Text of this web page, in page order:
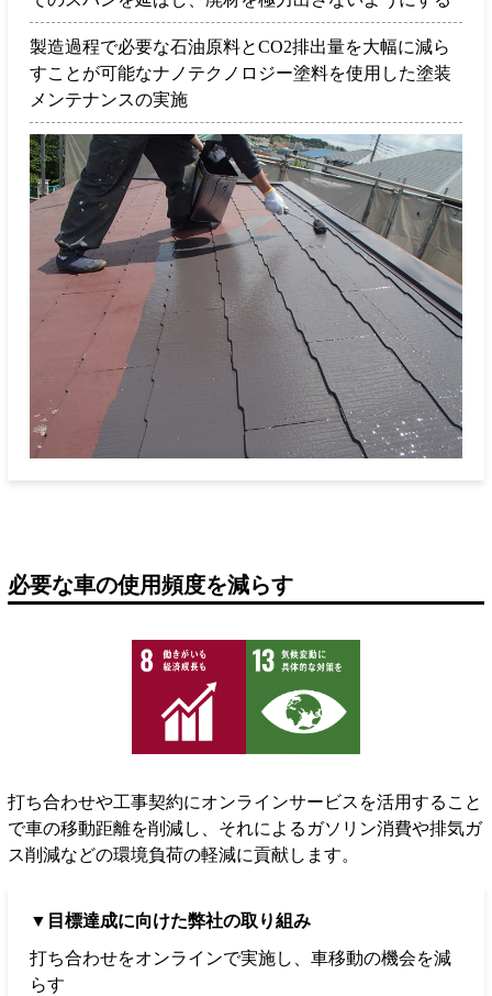
製造過程で必要な石油原料とCO2排出量を大幅に減ら
すことが可能なナノテクノロジー塗料を使用した塗装
メンテナンスの実施
必要な車の使用頻度を減らす
打ち合わせや工事契約にオンラインサービスを活用すること
で車の移動距離を削減し、それによるガソリン消費や排気ガ
ス削減などの環境負荷の軽減に貢献します。
▼目標達成に向けた弊社の取り組み
打ち合わせをオンラインで実施し、車移動の機会を減
らす